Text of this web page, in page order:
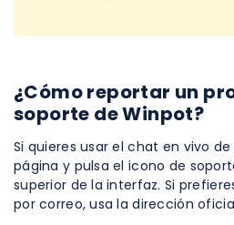
¿Cómo reportar un
soporte de Winpot?
Si quieres usar el chat en vivo
página y pulsa el icono de
superior de la interfaz. Si
por correo, usa la dirección